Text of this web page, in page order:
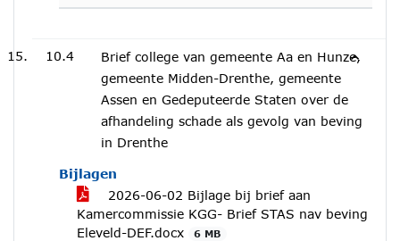
10.4
Brief college van gemeente Aa en Hunze,
gemeente Midden-Drenthe, gemeente
Assen en Gedeputeerde Staten over de
afhandeling schade als gevolg van beving
in Drenthe
Bijlagen
2026-06-02 Bijlage bij brief aan
Kamercommissie KGG- Brief STAS nav beving
Eleveld-DEF.docx
6 MB